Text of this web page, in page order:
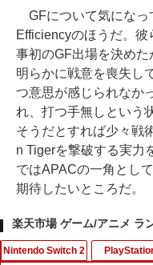
GFについて気になっ
Efficiencyのほうだ。
事初のGF出場を決め
明らかに戦意を喪失し
つ意思が感じられなか
れ、打つ手無しという
そうだとすれば少々戦
n Tigerを撃破する実力
ではAPACの一角とし
期待したいところだ。
楽天市場 ゲーム/アニメ ラ
Nintendo Switch 2